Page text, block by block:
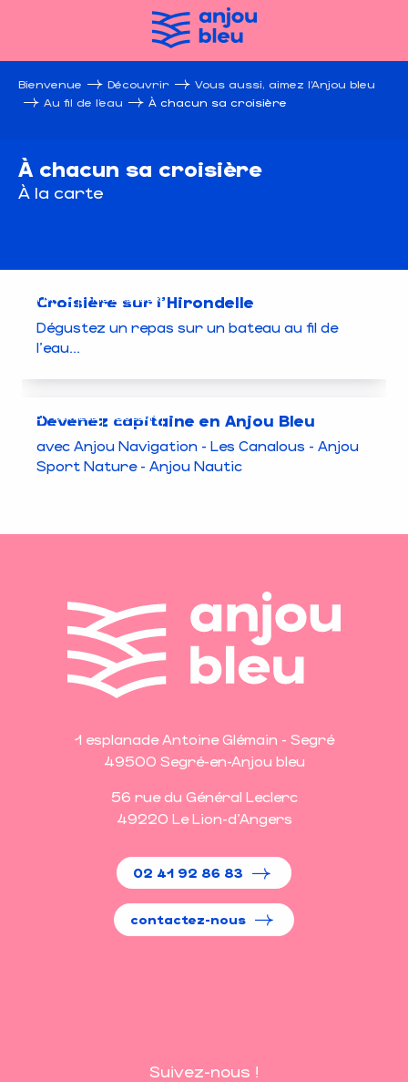
Bienvenue Découvrir
Vous aussi, aimez l’Anjou bleu
Au fil de l’eau
À chacun sa croisière
À chacun sa croisière
À la carte
TOP 12 ME BALADER
Croisière sur l’Hirondelle
Dégustez un repas sur un bateau au fil de
l'eau...
EN FAMILLE BULLER
Devenez capitaine en Anjou Bleu
avec Anjou Navigation - Les Canalous - Anjou
Sport Nature - Anjou Nautic
1 esplanade Antoine Glémain - Segré
49500 Segré-en-Anjou bleu
56 rue du Général Leclerc
49220 Le Lion-d'Angers
02 41 92 86 83
contactez-nous
Suivez-nous !